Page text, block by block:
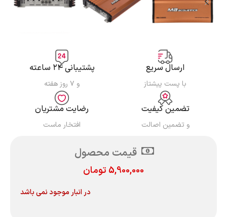
ارسال سریع
با پست پیشتاز
پشتیبانی ۲۴ ساعته
و ۷ روز هفته
تضمین کیفیت
و تضمین اصالت
رضایت مشتریان
افتخار ماست
قیمت محصول
5,900,000 تومان
در انبار موجود نمی باشد